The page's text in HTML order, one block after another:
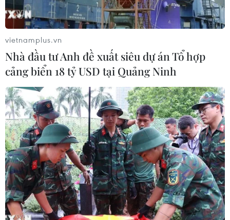
thể đưa ra đàm phán, đồng thời khẳng định Triều Tiên
tiếp tục phát triển các năng lưc phòng thủ.
Giám đốc CIA: Triều Tiên là mối quan tâm
vietnamplus.vn
Nhà đầu tư Anh đề xuất siêu dự án Tổ hợp
cảng biển 18 tỷ USD tại Quảng Ninh